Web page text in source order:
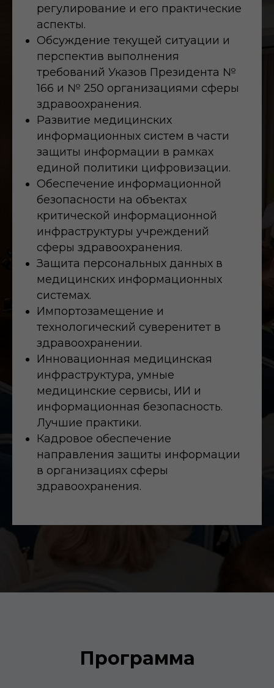
регулирование и его практические
аспекты.
Обсуждение текущей ситуации и
перспектив выполнения
требований Указов Президента №
166 и № 250 организациями сферы
здравоохранения.
Развитие медицинских
информационных систем в части
защиты информации в рамках
единой политики цифровизации.
Обеспечение информационной
безопасности на объектах
критической информационной
инфраструктуры учреждений
сферы здравоохранения.
Защита персональных данных в
медицинских информационных
системах.
Импортозамещение и
технологический суверенитет в
здравоохранении.
Инновационная медицинская
инфраструктура, умные
медицинские сервисы, ИИ и
информационная безопасность.
Лучшие практики.
Кадровое обеспечение
направления защиты информации
в организациях сферы
здравоохранения.
Программа